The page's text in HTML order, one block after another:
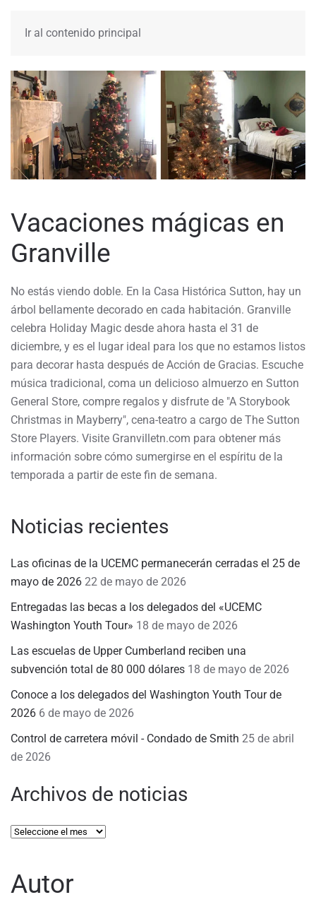
Ir al contenido principal
Vacaciones mágicas en
Granville
No estás viendo doble. En la Casa Histórica Sutton, hay un
árbol bellamente decorado en cada habitación. Granville
celebra Holiday Magic desde ahora hasta el 31 de
diciembre, y es el lugar ideal para los que no estamos listos
para decorar hasta después de Acción de Gracias. Escuche
música tradicional, coma un delicioso almuerzo en Sutton
General Store, compre regalos y disfrute de "A Storybook
Christmas in Mayberry", cena-teatro a cargo de The Sutton
Store Players. Visite Granvilletn.com para obtener más
información sobre cómo sumergirse en el espíritu de la
temporada a partir de este fin de semana.
Noticias recientes
Las oficinas de la UCEMC permanecerán cerradas el 25 de
mayo de 2026 22 de mayo de 2026
Entregadas las becas a los delegados del «UCEMC
Washington Youth Tour» 18 de mayo de 2026
Las escuelas de Upper Cumberland reciben una
subvención total de 80 000 dólares 18 de mayo de 2026
Conoce a los delegados del Washington Youth Tour de
2026 6 de mayo de 2026
Control de carretera móvil - Condado de Smith 25 de abril
de 2026
Archivos de noticias
Archivos
Autor